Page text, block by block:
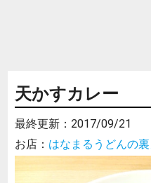
天かすカレー
最終更新： 2017/09/21
お店： はなまるうどんの